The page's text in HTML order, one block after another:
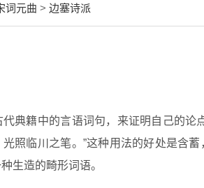
词元曲 > 边塞诗派
典籍中的言语词句，来证明自己的论
照临川之笔。”这种用法的好处是含
生造的畸形词语。